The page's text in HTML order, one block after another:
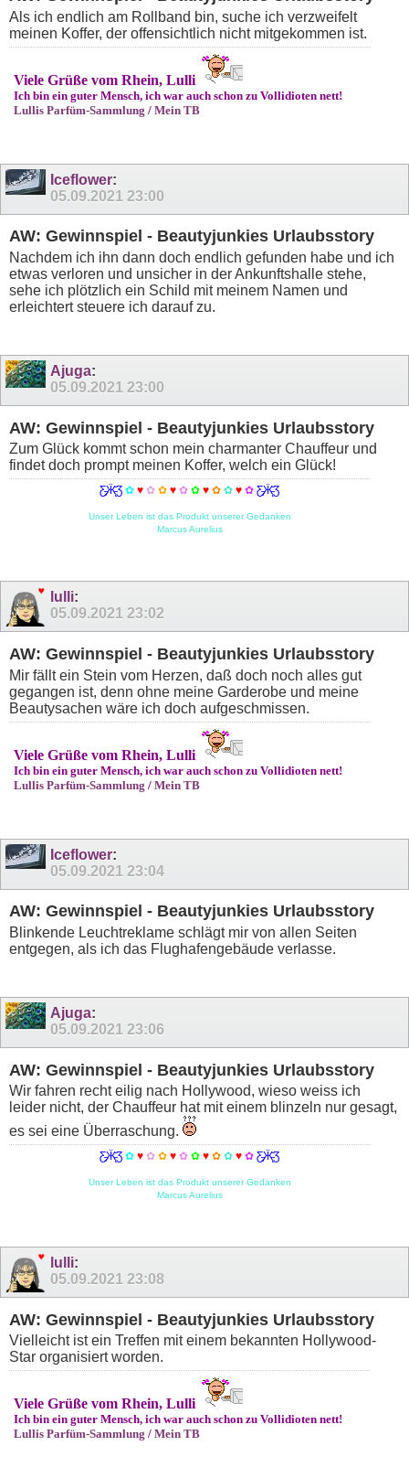
Als ich endlich am Rollband bin, suche ich verzweifelt
meinen Koffer, der offensichtlich nicht mitgekommen ist.
Viele Grüße vom Rhein, Lulli
Ich bin ein guter Mensch, ich war auch schon zu Vollidioten nett!
Lullis Parfüm-Sammlung / Mein TB
Iceflower:
05.09.2021 23:00
AW: Gewinnspiel - Beautyjunkies Urlaubsstory
Nachdem ich ihn dann doch endlich gefunden habe und ich
etwas verloren und unsicher in der Ankunftshalle stehe,
sehe ich plötzlich ein Schild mit meinem Namen und
erleichtert steuere ich darauf zu.
Ajuga:
05.09.2021 23:00
AW: Gewinnspiel - Beautyjunkies Urlaubsstory
Zum Glück kommt schon mein charmanter Chauffeur und
findet doch prompt meinen Koffer, welch ein Glück!
Ƹ̵̡Ӝ̵̨̄Ʒ ✿♥✿ ✿ ♥✿✿♥✿✿♥✿Ƹ̵̡Ӝ̵̨̄Ʒ
Unser Leben ist das Produkt unserer Gedanken
Marcus Aurelius
lulli:
05.09.2021 23:02
AW: Gewinnspiel - Beautyjunkies Urlaubsstory
Mir fällt ein Stein vom Herzen, daß doch noch alles gut
gegangen ist, denn ohne meine Garderobe und meine
Beautysachen wäre ich doch aufgeschmissen.
Viele Grüße vom Rhein, Lulli
Ich bin ein guter Mensch, ich war auch schon zu Vollidioten nett!
Lullis Parfüm-Sammlung / Mein TB
Iceflower:
05.09.2021 23:04
AW: Gewinnspiel - Beautyjunkies Urlaubsstory
Blinkende Leuchtreklame schlägt mir von allen Seiten
entgegen, als ich das Flughafengebäude verlasse.
Ajuga:
05.09.2021 23:06
AW: Gewinnspiel - Beautyjunkies Urlaubsstory
Wir fahren recht eilig nach Hollywood, wieso weiss ich
leider nicht, der Chauffeur hat mit einem blinzeln nur gesagt,
es sei eine Überraschung.
Ƹ̵̡Ӝ̵̨̄Ʒ ✿♥✿ ✿ ♥✿✿♥✿✿♥✿Ƹ̵̡Ӝ̵̨̄Ʒ
Unser Leben ist das Produkt unserer Gedanken
Marcus Aurelius
lulli:
05.09.2021 23:08
AW: Gewinnspiel - Beautyjunkies Urlaubsstory
Vielleicht ist ein Treffen mit einem bekannten Hollywood-
Star organisiert worden.
Viele Grüße vom Rhein, Lulli
Ich bin ein guter Mensch, ich war auch schon zu Vollidioten nett!
Lullis Parfüm-Sammlung / Mein TB